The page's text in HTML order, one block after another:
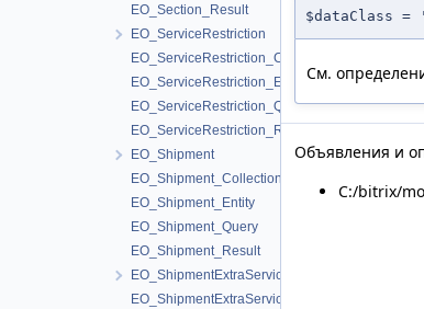
EO_Section_Result
EO_ServiceRestriction
EO_ServiceRestriction_Collection
EO_ServiceRestriction_Entity
EO_ServiceRestriction_Query
EO_ServiceRestriction_Result
EO_Shipment
EO_Shipment_Collection
EO_Shipment_Entity
EO_Shipment_Query
EO_Shipment_Result
EO_ShipmentExtraService
EO_ShipmentExtraService_Collection
$dataClass =
См.
Объявления и
C:/bitrix/